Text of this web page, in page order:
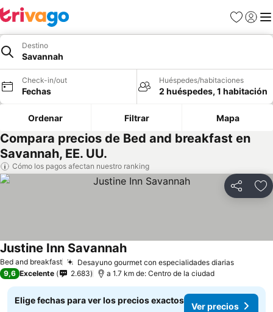
Favoritos
Iniciar
Destino
Savannah
Check-in/out
Fechas
Huéspedes/habitaciones
2 huéspedes, 1 habitación
Ordenar Filtrar Mapa
Compara precios de Bed and breakfast en
Savannah, EE. UU.
Cómo los pagos afectan nuestro ranking
Compartir
Bed and breakfast Desayuno gourmet con especialidades diarias
Justine Inn Savannah
9,6 Excelente 2.683 a 1.7 km de: Centro de la ciudad
Elige fechas para ver los precios exactos
Ver precios